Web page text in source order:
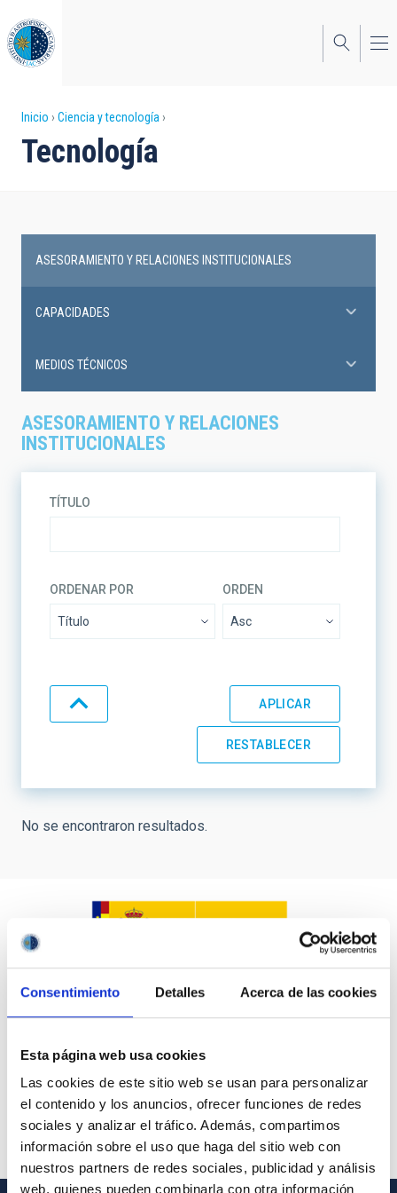
Consentimiento Detalles Acerca de las cookies
Esta página web usa cookies
Las cookies de este sitio web se usan para personalizar
el contenido y los anuncios, ofrecer funciones de redes
sociales y analizar el tráfico. Además, compartimos
información sobre el uso que haga del sitio web con
nuestros partners de redes sociales, publicidad y análisis
web, quienes pueden combinarla con otra información
al
contenido
principal
Sobrescribir
enlaces
navegación
Inicio Ciencia y tecnología
Tecnología
ASESORAMIENTO Y RELACIONES
INSTITUCIONALES
TÍTULO
ORDENAR POR ORDEN
No se encontraron resultados.
ASESORAMIENTO Y RELACIONES INSTITUCIONALES
CAPACIDADES
MEDIOS TÉCNICOS